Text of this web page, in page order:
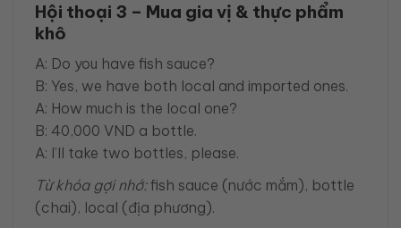
Hội thoại 3 – Mua gia vị & thực phẩm
khô
A: Do you have fish sauce?
B: Yes, we have both local and imported ones.
A: How much is the local one?
B: 40,000 VND a bottle.
A: I’ll take two bottles, please.
Từ khóa gợi nhớ:fish sauce (nước mắm), bottle
(chai), local (địa phương).